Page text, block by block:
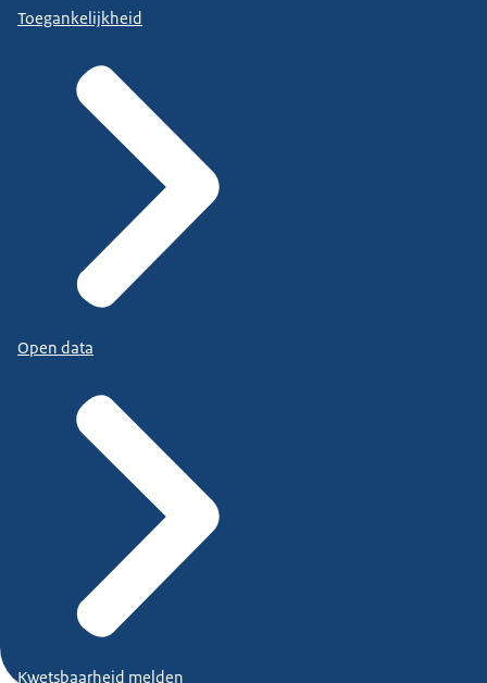
Toegankelijkheid
Open data
Kwetsbaarheid melden